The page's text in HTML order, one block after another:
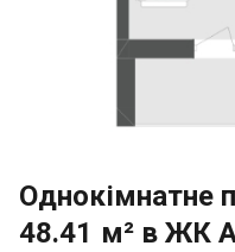
Однокімнатне
48.41 м² в ЖК